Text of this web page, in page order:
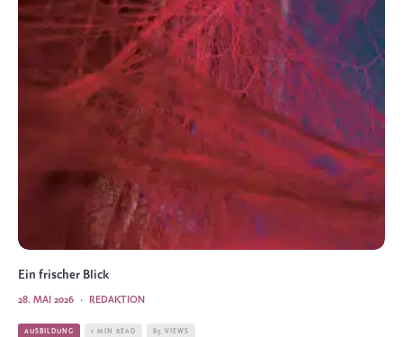
Ein frischer Blick
REDAKTION
·
28. MAI 2026
AUSBILDUNG 1 MIN READ 85 VIEWS